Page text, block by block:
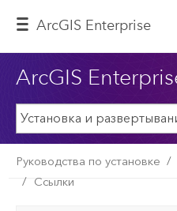
ArcGIS Enterprise
ArcGIS
Руководства по установке
Ссылки